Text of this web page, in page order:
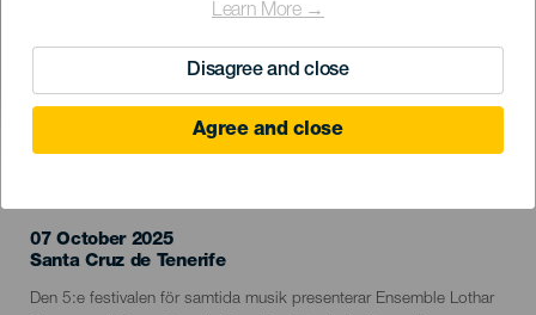
Learn More →
Disagree and close
Agree and close
07 October 2025
Localidad
Santa Cruz de Tenerife
Descripción
Den 5:e festivalen för samtida musik presenterar Ensemble Lothar